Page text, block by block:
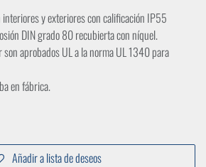
interiores y exteriores con calificación IP55
DIN grado 80 recubierta con níquel.
son aprobados UL a la norma UL 1340 para
en fábrica.
Añadir a lista de deseos